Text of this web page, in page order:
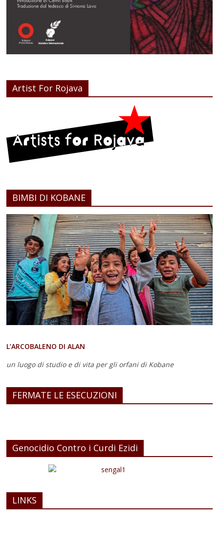
Artist For Rojava
BIMBI DI KOBANE
L’ARCOBALENO DI ALAN
un luogo di studio e di vita per gli orfani di Kobane
FERMATE LE ESECUZIONI
Genocidio Contro i Curdi Ezidi
LINKS